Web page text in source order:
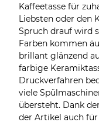
Kaffeetasse für
Liebsten oder den
Spruch drauf wird
Farben kommen
brillant glänzend
farbige
Druckverfahren
viele
übersteht. Dank
der Artikel auch